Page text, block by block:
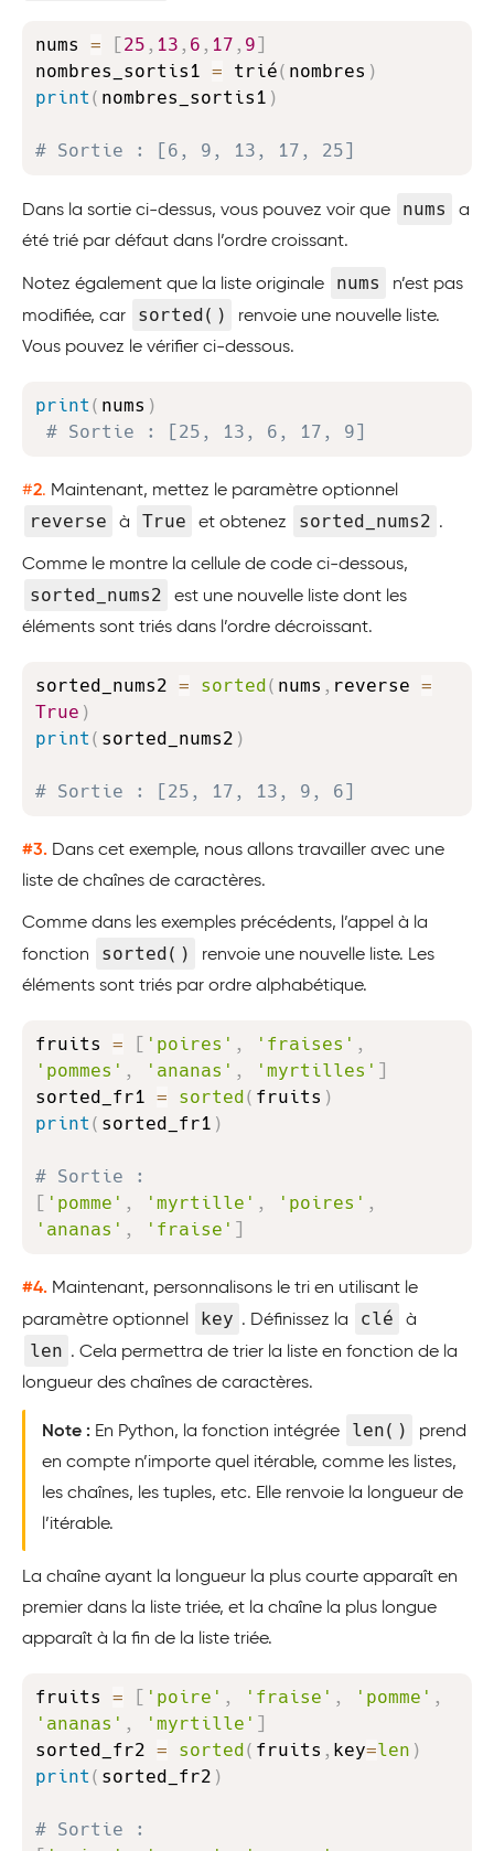
nums = [25 , 13 , 6 , 17 , 9]
nombres_sortis1 = trié( nombres )
print ( nombres_sortis1 )
# Sortie : [6, 9, 13, 17, 25]
Dans la sortie ci-dessus, vous pouvez voir que nums
a
été trié par défaut dans l’ordre croissant.
Notez également que la liste originale nums
n’est pas
modifiée, car
sorted()
renvoie une nouvelle liste.
Vous pouvez le vérifier ci-dessous.
print ( nums )
# Sortie : [25, 13, 6, 17, 9]
#2. Maintenant, mettez le paramètre optionnel
reverse à True et obtenez sorted_nums2 .
Comme le montre la cellule de code ci-dessous,
sorted_nums2
est une nouvelle liste dont les
éléments sont triés dans l’ordre décroissant.
sorted_nums2 = sorted( nums , reverse =
True )
print ( sorted_nums2 )
# Sortie : [25, 17, 13, 9, 6]
#3. Dans cet exemple, nous allons travailler avec une
liste de chaînes de caractères.
Comme dans les exemples précédents, l’appel à la
fonction
sorted()
renvoie une nouvelle liste. Les
éléments sont triés par ordre alphabétique.
fruits = [ 'poires' , 'fraises' ,
'pommes' , 'ananas' , 'myrtilles' ]
sorted_fr1 = sorted( fruits )
print ( sorted_fr1 )
# Sortie :
[ 'pomme' , 'myrtille' , 'poires' ,
'ananas' , 'fraise' ]
#4. Maintenant, personnalisons le tri en utilisant le
paramètre optionnel
key . Définissez la clé à
len . Cela permettra de trier la liste en fonction de la
longueur des chaînes de caractères.
Note : En Python, la fonction intégrée len()
prend
en compte n’importe quel itérable, comme les listes,
les chaînes, les tuples, etc. Elle renvoie la longueur de
l’itérable.
La chaîne ayant la longueur la plus courte apparaît en
premier dans la liste triée, et la chaîne la plus longue
apparaît à la fin de la liste triée.
fruits = [ 'poire' , 'fraise' , 'pomme' ,
'ananas' , 'myrtille' ]
sorted_fr2 = sorted( fruits , key=len )
print ( sorted_fr2 )
# Sortie :